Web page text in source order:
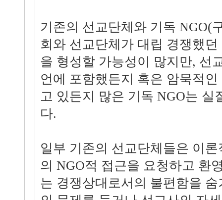
기존의 선교단체와 기독 NGO(
회와 선교단체가 대립 경쟁했
을 형성할 가능성이 많지만, 선
언에 포함했든지 혹은 암묵적
고 있든지 많은 기독 NGO는 실
다.
일부 기존의 선교단체들은 이
의 NGO적 접근을 요청하고 환
는 경쟁상대로서의 불편함을